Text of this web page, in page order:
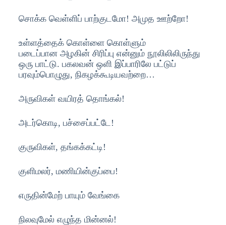
சொக்க வெள்ளிப் பாற்குடமோ! அமுத ஊற்றோ!
உள்ளத்தைக் கொள்ளை கொள்ளும்
படைப்பான அழகின் சிரிப்பு என்னும் நூலிலிலிருந்து
ஒரு பாட்டு. பகலவன் ஒளி இப்பாரிலே பட்டுப்
பரவும்பொழுது, நிகழக்கூடியவற்றை…
அருவிகள் வயிரத் தொங்கல்!
அடர்கொடி, பச்சைப்பட்டே!
குருவிகள், தங்கக்கட்டி!
குளிமலர், மணியின்குப்பை!
எருதின்மேற் பாயும் வேங்கை
நிலவுமேல் எழுந்த மின்னல்!